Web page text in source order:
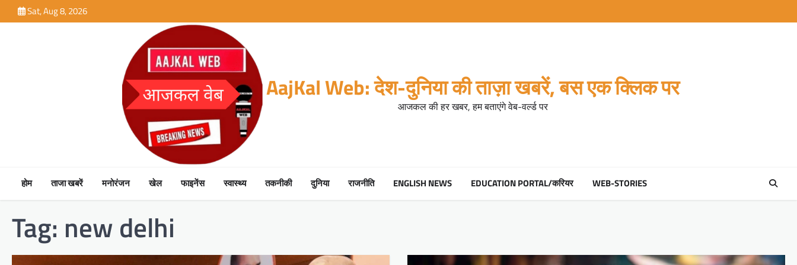
to
Sat, Aug 8, 2026
AajKal Web: देश-दुनिया की ताज़ा खबरें, बस एक क्लिक पर
आजकल की हर खबर, हम बताएंगे वेब-वर्ल्ड पर
होम ताजा खबरें मनोरंजन खेल फाइनेंस स्वास्थ्य तकनीकी दुनिया राजनीति ENGLISH NEWS EDUCATION PORTAL/करियर WEB-STORIES
Tag: new delhi